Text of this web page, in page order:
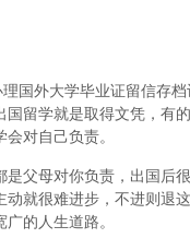
国外大学毕业证留信存
留学就是取得文凭，有
对自己负责。
父母对你负责，出国后
就很难进步，不进则退
的人生道路。